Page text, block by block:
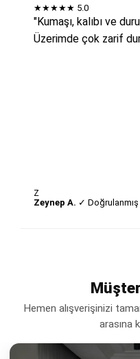
★★★★★ 5.0
"Kumaşı, kalıbı ve
Üzerimde çok zarif
Z
Zeynep A. ✓ Doğrulanmış
Hemen alışverişinizi
arasına